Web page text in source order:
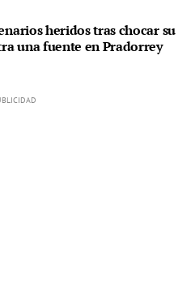
heridos tras chocar su
una fuente en Pradorrey